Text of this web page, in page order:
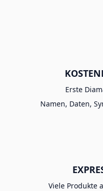
Erste
Namen, Daten,
Viele Produkte